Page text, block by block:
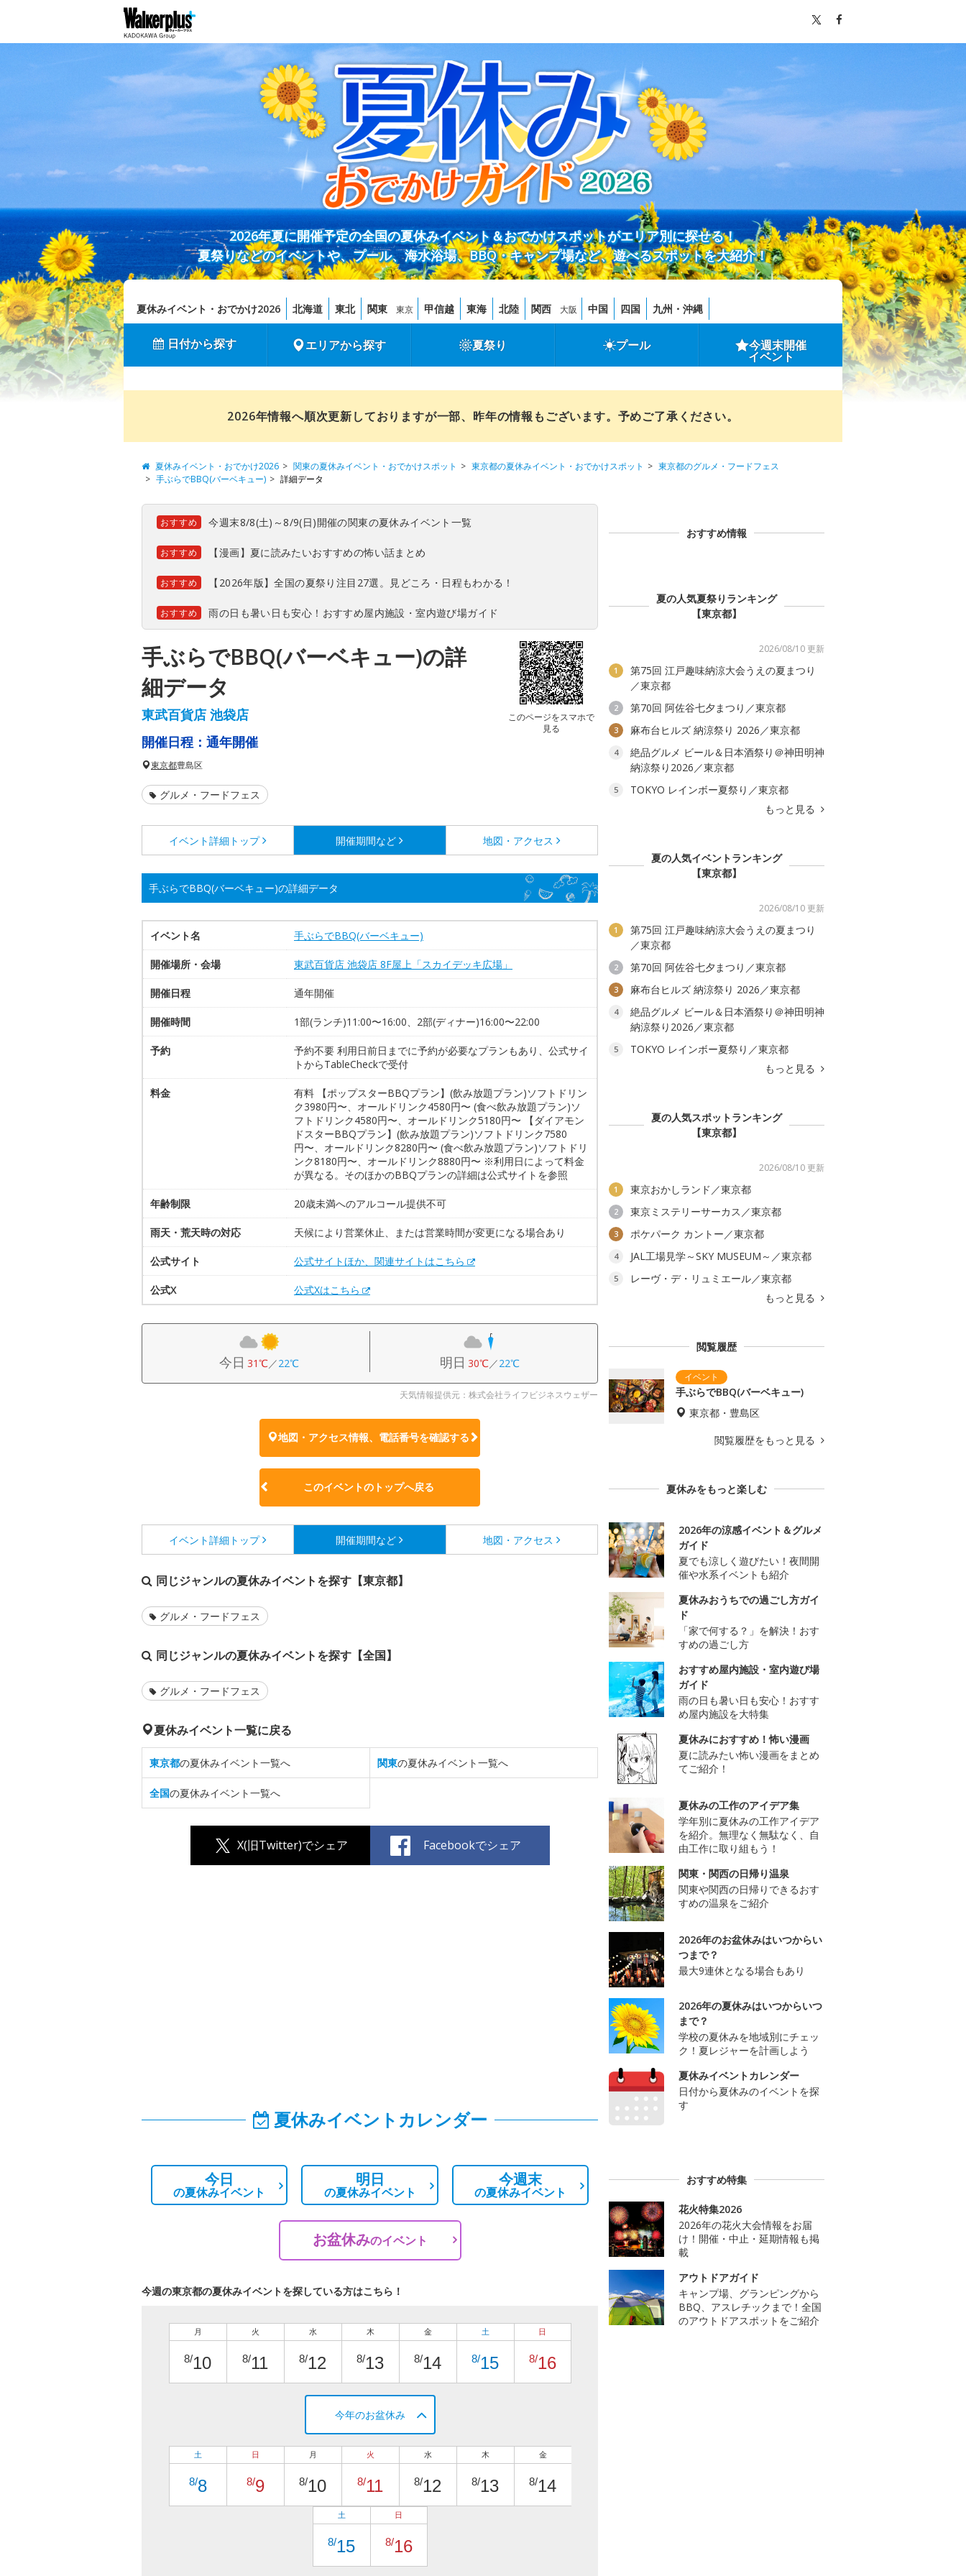
2026年夏に開催予定の全国の夏休みイベント＆おでかけスポットがエリア別に探せる！
夏祭りなどのイベントや、プール、海水浴場、BBQ・キャンプ場など、遊べるスポットを大紹介！
夏休みイベント・おでかけ2026 北海道 東北 関東 東京 甲信越 東海 北陸 関西 大阪 中国 四国 九州・沖縄
日付から探す エリアから探す 夏祭り プール 今週末開催
イベント
2026年情報へ順次更新しておりますが一部、昨年の情報もございます。予めご了承ください。
夏休みイベント・おでかけ2026 関東の夏休みイベント・おでかけスポット 東京都の夏休みイベント・おでかけスポット
東京都のグルメ・フードフェス
手ぶらでBBQ(バーベキュー)
詳細データ
おすすめ 今週末8/8(土)～8/9(日)開催の関東の夏休みイベント一覧
おすすめ 【漫画】夏に読みたいおすすめの怖い話まとめ
おすすめ 【2026年版】全国の夏祭り注目27選。見どころ・日程もわかる！
おすすめ 雨の日も暑い日も安心！おすすめ屋内施設・室内遊び場ガイド
手ぶらでBBQ(バーベキュー)の詳
細データ
東武百貨店 池袋店
このページをスマホで
見る
開催日程： 通年開催
東京都豊島区
グルメ・フードフェス
イベント詳細 トップ 開催期間など 地図・アクセス
手ぶらでBBQ(バーベキュー)の詳細データ
イベント名 手ぶらでBBQ(バーベキュー)
開催場所・会場 東武百貨店 池袋店 8F屋上「スカイデッキ広場」
開催日程 通年開催
開催時間 1部(ランチ)11:00〜16:00、2部(ディナー)16:00〜22:00
予約
予約不要 利用日前日までに予約が必要なプランもあり、公式サイ
トからTableCheckで受付
料金
有料 【ポップスターBBQプラン】(飲み放題プラン)ソフトドリン
ク3980円〜、オールドリンク4580円〜 (食べ飲み放題プラン)ソ
フトドリンク4580円〜、オールドリンク5180円〜 【ダイアモン
ドスターBBQプラン】(飲み放題プラン)ソフトドリンク7580
円〜、オールドリンク8280円〜 (食べ飲み放題プラン)ソフトドリ
ンク8180円〜、オールドリンク8880円〜 ※利用日によって料金
が異なる。そのほかのBBQプランの詳細は公式サイトを参照
年齢制限 20歳未満へのアルコール提供不可
雨天・荒天時の対応 天候により営業休止、または営業時間が変更になる場合あり
公式サイト 公式サイトほか、関連サイトはこちら
公式X 公式Xはこちら
今日 31℃／22℃ 明日 30℃／22℃
天気情報提供元：株式会社ライフビジネスウェザー
地図・アクセス情報、電話番号を確認する
このイベントのトップへ戻る
イベント詳細 トップ 開催期間など 地図・アクセス
同じジャンルの夏休みイベントを探す【東京都】
グルメ・フードフェス
同じジャンルの夏休みイベントを探す【全国】
グルメ・フードフェス
夏休みイベント一覧に戻る
東京都の夏休みイベント一覧へ 関東の夏休みイベント一覧へ
全国の夏休みイベント一覧へ
X(旧Twitter)でシェア Facebookでシェア
夏休みイベントカレンダー
今日
の夏休みイベント
明日
の夏休みイベント
今週末
の夏休みイベント
お盆休みのイベント
今週の東京都の夏休みイベントを探している方はこちら！
月
8/10
火
8/11
水
8/12
木
8/13
金
8/14
土
8/15
日
8/16
今年のお盆休み
土
8/8
日
8/9
月
8/10
火
8/11
水
8/12
木
8/13
金
8/14
土
8/15
日
8/16
おすすめ情報
夏の人気夏祭りランキング
【東京都】
2026/08/10 更新
1
第75回 江戸趣味納涼大会うえの夏まつり
／東京都
2 第70回 阿佐谷七夕まつり／東京都
3 麻布台ヒルズ 納涼祭り 2026／東京都
4
絶品グルメ ビール＆日本酒祭り＠神田明神
納涼祭り2026／東京都
5
TOKYO レインボー夏祭り／東京都
もっと見る
夏の人気イベントランキング
【東京都】
2026/08/10 更新
1
第75回 江戸趣味納涼大会うえの夏まつり
／東京都
2 第70回 阿佐谷七夕まつり／東京都
3 麻布台ヒルズ 納涼祭り 2026／東京都
4
絶品グルメ ビール＆日本酒祭り＠神田明神
納涼祭り2026／東京都
5
TOKYO レインボー夏祭り／東京都
もっと見る
夏の人気スポットランキング
【東京都】
2026/08/10 更新
1 東京おかしランド／東京都
2 東京ミステリーサーカス／東京都
3 ポケパーク カントー／東京都
4 JAL工場見学～SKY MUSEUM～／東京都
5
レーヴ・デ・リュミエール／東京都
もっと見る
閲覧履歴
手ぶらでBBQ(バーベキュー)
東京都・豊島区
閲覧履歴をもっと見る
夏休みをもっと楽しむ
2026年の涼感イベント＆グルメ
ガイド
夏でも涼しく遊びたい！夜間開
催や水系イベントも紹介
夏休みおうちでの過ごし方ガイ
ド
「家で何する？」を解決！おす
すめの過ごし方
おすすめ屋内施設・室内遊び場
ガイド
雨の日も暑い日も安心！おすす
め屋内施設を大特集
夏休みにおすすめ！怖い漫画
夏に読みたい怖い漫画をまとめ
てご紹介！
夏休みの工作のアイデア集
学年別に夏休みの工作アイデア
を紹介。無理なく無駄なく、自
由工作に取り組もう！
関東・関西の日帰り温泉
関東や関西の日帰りできるおす
すめの温泉をご紹介
2026年のお盆休みはいつからい
つまで？
最大9連休となる場合もあり
2026年の夏休みはいつからいつ
まで？
学校の夏休みを地域別にチェッ
ク！夏レジャーを計画しよう
夏休みイベントカレンダー
日付から夏休みのイベントを探
す
おすすめ特集
花火特集2026
2026年の花火大会情報をお届
け！開催・中止・延期情報も掲
載
アウトドアガイド
キャンプ場、グランピングから
BBQ、アスレチックまで！全国
のアウトドアスポットをご紹介